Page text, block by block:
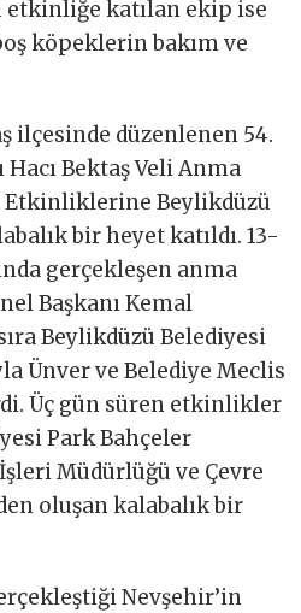
etkinliğe katılan ekip ise
köpeklerin bakım ve
ilçesinde düzenlenen 54.
Bektaş Veli Anma
Etkinliklerine Beylikdüzü
bir heyet katıldı. 13-
gerçekleşen anma
Başkanı Kemal
Beylikdüzü Belediyesi
Ünver ve Belediye Meclis
Üç gün süren etkinlikler
Park Bahçeler
Müdürlüğü ve Çevre
oluşan kalabalık bir
Nevşehir’in